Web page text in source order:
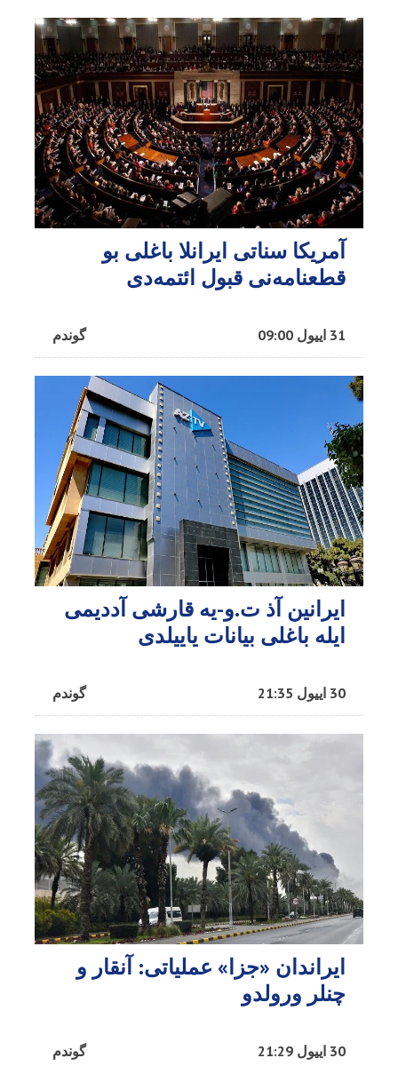
آمریکا سناتی ایرانلا باغلی بو
قطعنامه‌نی قبول ائتمه‌دی
گوندم 31 اییول 09:00
ایرانین آذ ت.و-یه قارشی آددیمی
ایله باغلی بیانات یاییلدی
گوندم 30 اییول 21:35
ایراندان «جزا» عملیاتی: آنقار و
چنلر ورولدو
گوندم 30 اییول 21:29